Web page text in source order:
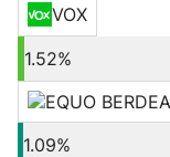
VOX
1.52%
1.09%